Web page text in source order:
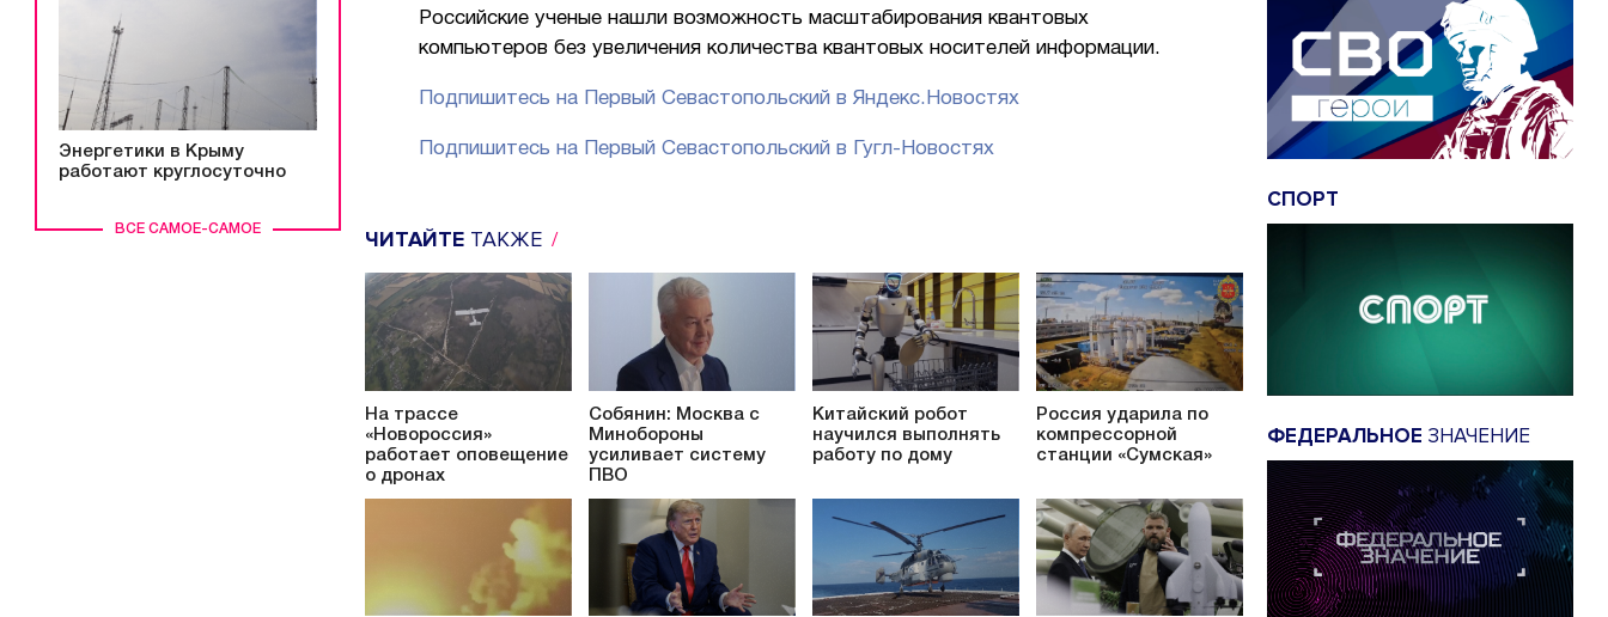
ВСЕ САМОЕ-САМОЕ
Энергетики в Крыму
работают круглосуточно
Российские ученые нашли возможность масштабирования квантовых
компьютеров без увеличения количества квантовых носителей информации.
Подпишитесь на Первый Севастопольский в Яндекс.Новостях
Подпишитесь на Первый Севастопольский в Гугл-Новостях
ЧИТАЙТЕ ТАКЖЕ
На трассе
«Новороссия»
работает оповещение
о дронах
Собянин: Москва с
Минобороны
усиливает систему
ПВО
Китайский робот
научился выполнять
работу по дому
Россия ударила по
компрессорной
станции «Сумская»
СПОРТ
ФЕДЕРАЛЬНОЕ ЗНАЧЕНИЕ